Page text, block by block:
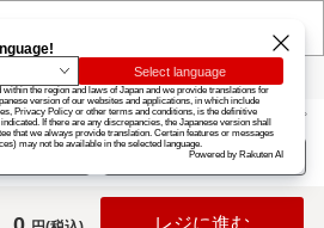
楽天グループ カード
お知らせ ヘルプ
ログイン
レジに進む